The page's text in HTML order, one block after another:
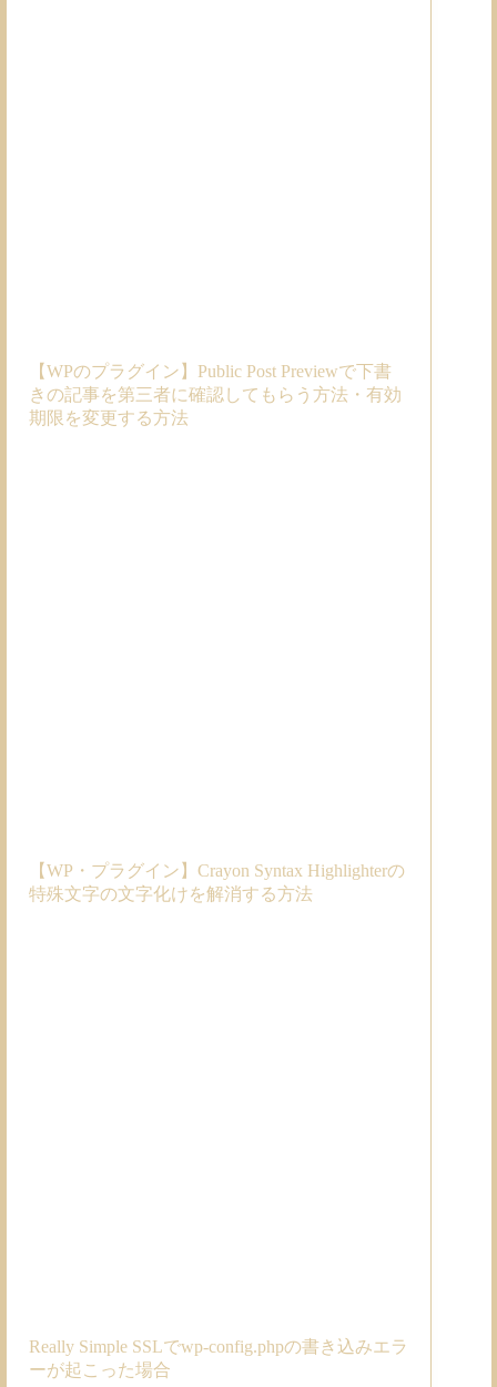
【WPのプラグイン】Public Post Previewで下書
きの記事を第三者に確認してもらう方法・有効
期限を変更する方法
【WP・プラグイン】Crayon Syntax Highlighterの
特殊文字の文字化けを解消する方法
Really Simple SSLでwp-config.phpの書き込みエラ
ーが起こった場合